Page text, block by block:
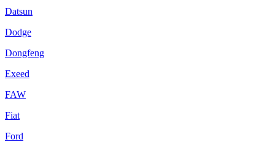
Datsun
Dodge
Dongfeng
Exeed
FAW
Fiat
Ford